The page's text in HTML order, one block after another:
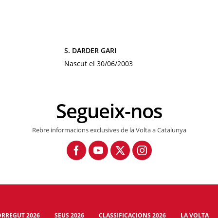
S. DARDER GARI
Nascut el 30/06/2003
Segueix-nos
Rebre informacions exclusives de la Volta a Catalunya
2026 SEUS 2026 CLASSIFICACIONS 2026 LA VOLTA